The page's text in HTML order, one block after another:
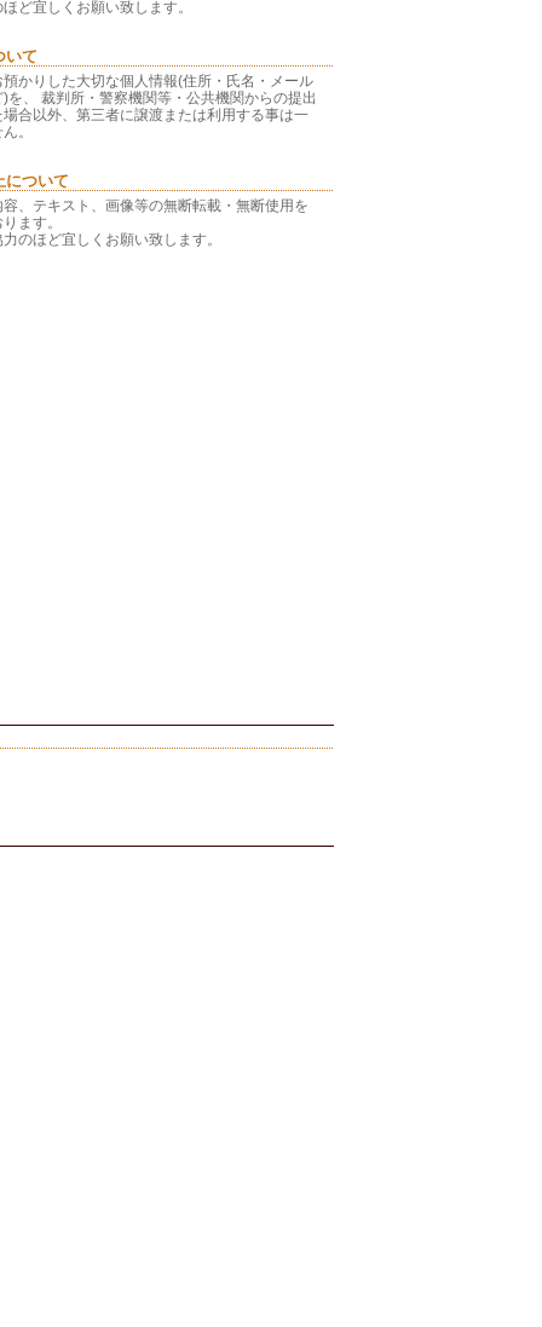
ど宜しくお願い致します。
いて
かりした大切な個人情報(住所・氏名・メール
を、 裁判所・警察機関等・公共機関からの提出
合以外、第三者に譲渡または利用する事は一
。
について
、テキスト、画像等の無断転載・無断使用を
ます。
のほど宜しくお願い致します。